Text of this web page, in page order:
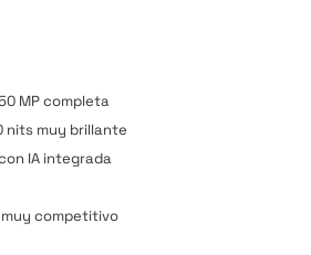
MP completa
nits muy brillante
IA integrada
muy competitivo